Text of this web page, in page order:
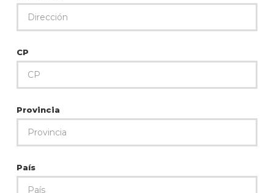
CP
Provincia
País